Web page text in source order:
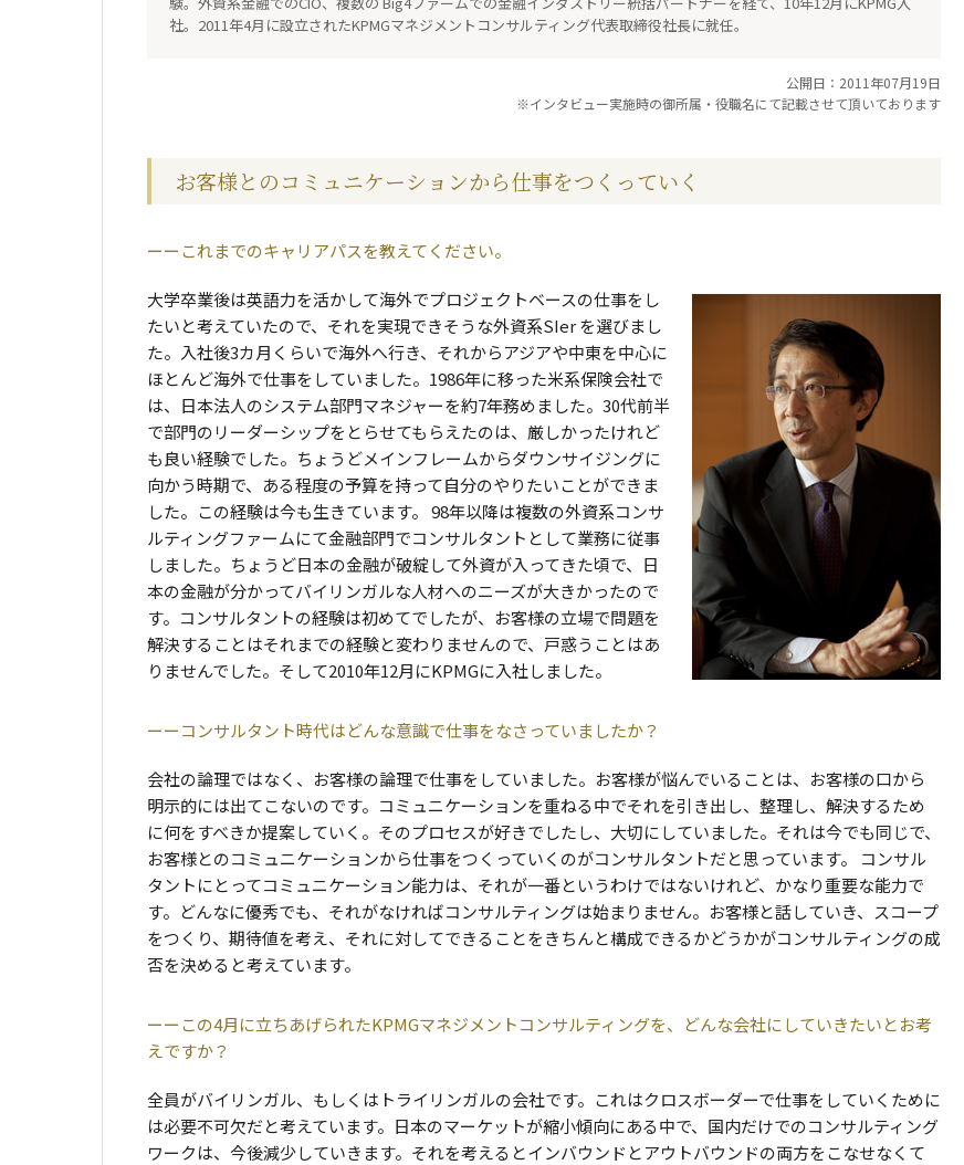
社。2011年4月に設立されたKPMGマネジメントコンサルティング代表取締役社長に就任。
公開日：2011年07月19日
※インタビュー実施時の御所属・役職名にて記載させて頂いております
お客様とのコミュニケーションから仕事をつくっていく
これまでのキャリアパスを教えてください。
大学卒業後は英語力を活かして海外でプロジェクトベースの仕事をし
たいと考えていたので、それを実現できそうな外資系SIer を選びまし
た。入社後3カ月くらいで海外へ行き、それからアジアや中東を中心に
ほとんど海外で仕事をしていました。1986年に移った米系保険会社で
は、日本法人のシステム部門マネジャーを約7年務めました。30代前半
で部門のリーダーシップをとらせてもらえたのは、厳しかったけれど
も良い経験でした。ちょうどメインフレームからダウンサイジングに
向かう時期で、ある程度の予算を持って自分のやりたいことができま
した。この経験は今も生きています。 98年以降は複数の外資系コンサ
ルティングファームにて金融部門でコンサルタントとして業務に従事
しました。ちょうど日本の金融が破綻して外資が入ってきた頃で、日
本の金融が分かってバイリンガルな人材へのニーズが大きかったので
す。コンサルタントの経験は初めてでしたが、お客様の立場で問題を
解決することはそれまでの経験と変わりませんので、戸惑うことはあ
りませんでした。そして2010年12月にKPMGに入社しました。
コンサルタント時代はどんな意識で仕事をなさっていましたか？
会社の論理ではなく、お客様の論理で仕事をしていました。お客様が悩んでいることは、お客様の口から
明示的には出てこないのです。コミュニケーションを重ねる中でそれを引き出し、整理し、解決するため
に何をすべきか提案していく。そのプロセスが好きでしたし、大切にしていました。それは今でも同じで、
お客様とのコミュニケーションから仕事をつくっていくのがコンサルタントだと思っています。 コンサル
タントにとってコミュニケーション能力は、それが一番というわけではないけれど、かなり重要な能力で
す。どんなに優秀でも、それがなければコンサルティングは始まりません。お客様と話していき、スコープ
をつくり、期待値を考え、それに対してできることをきちんと構成できるかどうかがコンサルティングの成
否を決めると考えています。
この4月に立ちあげられたKPMGマネジメントコンサルティングを、どんな会社にしていきたいとお考
えですか？
全員がバイリンガル、もしくはトライリンガルの会社です。これはクロスボーダーで仕事をしていくために
は必要不可欠だと考えています。日本のマーケットが縮小傾向にある中で、国内だけでのコンサルティング
ワークは、今後減少していきます。それを考えるとインバウンドとアウトバウンドの両方をこなせなくて